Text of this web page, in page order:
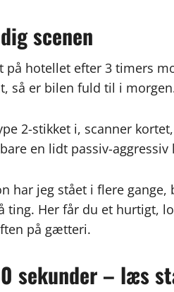
scenen
på hotellet efter 3 timers
så er bilen fuld til i
2-stikket i, scanner
en lidt passiv-
har jeg stået i flere
ting. Her får du et hurtigt,
på gætteri.
sekunder – læs